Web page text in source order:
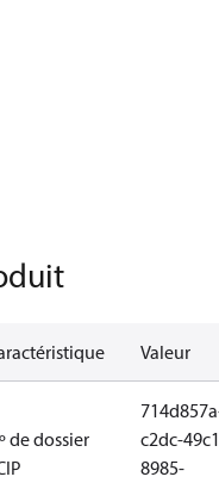
Valeur
de dossier
c2dc-
8985-